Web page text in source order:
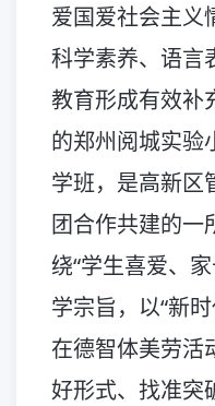
爱国爱社会主义
科学素养、语言
教育形成有效补
的郑州阅城实验
学班，是高新区
团合作共建的一
绕“学生喜爱、
学宗旨，以“新
在德智体美劳活
好形式、找准突